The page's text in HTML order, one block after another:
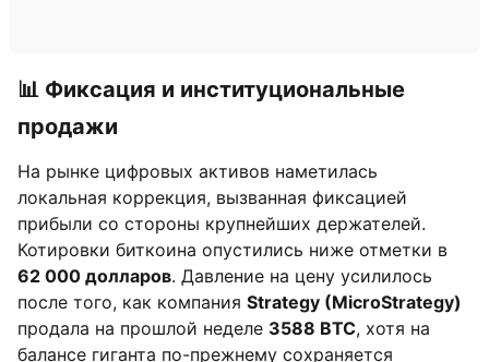
📊 Фиксация и институциональные
продажи
На рынке цифровых активов наметилась
локальная коррекция, вызванная фиксацией
прибыли со стороны крупнейших держателей.
Котировки биткоина опустились ниже отметки в
62 000 долларов. Давление на цену усилилось
после того, как компания Strategy (MicroStrategy)
продала на прошлой неделе 3588 BTC, хотя на
балансе гиганта по-прежнему сохраняется